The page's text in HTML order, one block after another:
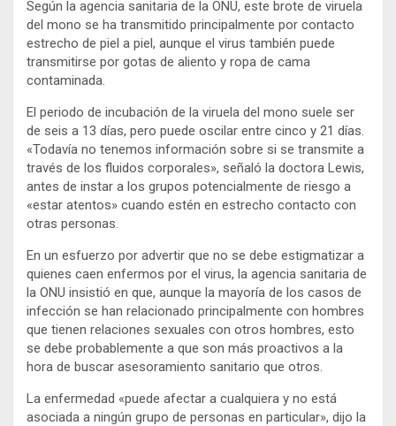
Según la agencia sanitaria de la ONU, este brote de viruela
del mono se ha transmitido principalmente por contacto
estrecho de piel a piel, aunque el virus también puede
transmitirse por gotas de aliento y ropa de cama
contaminada.
El periodo de incubación de la viruela del mono suele ser
de seis a 13 días, pero puede oscilar entre cinco y 21 días.
«Todavía no tenemos información sobre si se transmite a
través de los fluidos corporales», señaló la doctora Lewis,
antes de instar a los grupos potencialmente de riesgo a
«estar atentos» cuando estén en estrecho contacto con
otras personas.
En un esfuerzo por advertir que no se debe estigmatizar a
quienes caen enfermos por el virus, la agencia sanitaria de
la ONU insistió en que, aunque la mayoría de los casos de
infección se han relacionado principalmente con hombres
que tienen relaciones sexuales con otros hombres, esto
se debe probablemente a que son más proactivos a la
hora de buscar asesoramiento sanitario que otros.
La enfermedad «puede afectar a cualquiera y no está
asociada a ningún grupo de personas en particular», dijo la